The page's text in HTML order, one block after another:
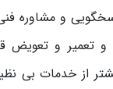
و مشاوره فنی
و تعمیر و تعویض
از خدمات بی